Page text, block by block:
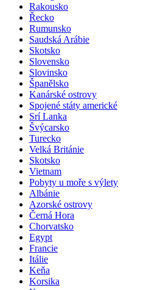
Rakousko
Řecko
Rumunsko
Saudská Arábie
Skotsko
Slovensko
Slovinsko
Španělsko
Kanárské ostrovy
Spojené státy americké
Srí Lanka
Švýcarsko
Turecko
Velká Británie
Skotsko
Vietnam
Pobyty u moře s výlety
Albánie
Azorské ostrovy
Černá Hora
Chorvatsko
Egypt
Francie
Itálie
Keňa
Korsika